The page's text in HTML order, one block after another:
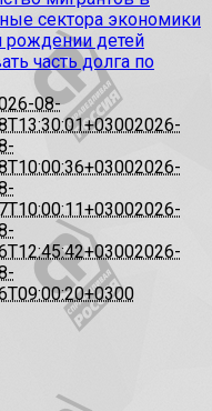
сектора экономики
детей
часть долга по
08-
2026-
2026-
2026-
2026-